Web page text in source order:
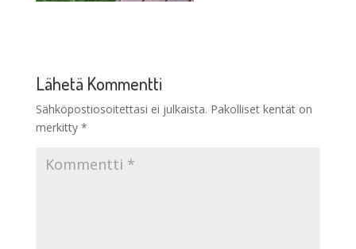
Lähetä Kommentti
Sähköpostiosoitettasi ei julkaista. Pakolliset kentät on
merkitty *